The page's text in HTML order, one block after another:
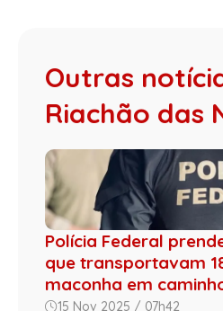
Outras
Riachão das
Polícia Federal
que transportavam
maconha em
15 Nov 2025 / 07h42